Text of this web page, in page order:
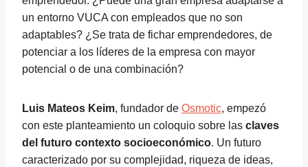
un entorno VUCA con empleados que no son
adaptables? ¿Se trata de fichar emprendedores, de
potenciar a los líderes de la empresa con mayor
potencial o de una combinación?
Luis Mateos Keim, fundador de Osmotic, empezó
con este planteamiento un coloquio sobre las claves
del futuro contexto socioeconómico. Un futuro
caracterizado por su complejidad, riqueza de ideas,